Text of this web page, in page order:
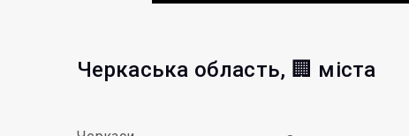
Черкаська область, 🏢 міста